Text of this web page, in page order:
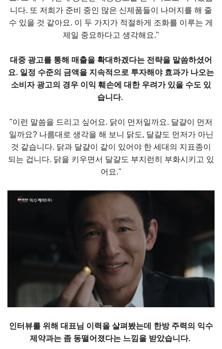
니다. 또 저희가 준비 중인 많은 신제품들이 나머지를 해 줄
수 있을 것 같아요. 이 두 가지가 적절하게 조화를 이루는 게
제일 중요하다고 생각해요."
대중 광고를 통해 매출을 확대하겠다는 전략을 말씀하셨어
요. 일정 수준의 금액을 지속적으로 투자해야 효과가 나오는
소비자 광고의 경우 이익 훼손에 대한 우려가 있을 수도 있
습니다.
"이런 말씀을 드리고 싶어요. 닭이 먼저일까요. 달걀이 먼저
일까요? 나름대로 생각을 해 보니 닭도, 달걀도 먼저가 아닌
것 같습니다. 닭과 달걀이 같이 있어야 한 세대의 지표종이
되는 겁니다. 닭을 키우면서 달걀도 부지런히 부화시키고 있
어요."
인터뷰를 위해 대표님 이력을 살펴봤는데 한방 주력의 익수
제약과는 좀 동떨어졌다는 느낌을 받았습니다.